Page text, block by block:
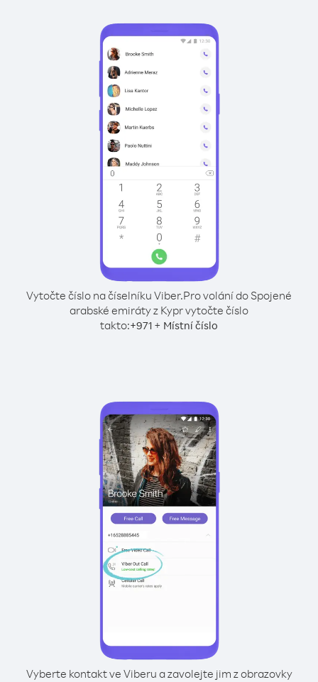
Vytočte číslo na číselníku Viber.Pro volání do Spojené
arabské emiráty z Kypr vytočte číslo
takto:+971 + Místní číslo
Vyberte kontakt ve Viberu a zavolejte jim z obrazovky